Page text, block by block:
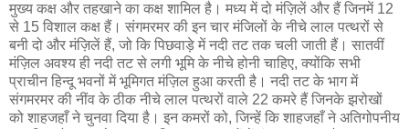
मुख्य कक्ष और तहखाने का कक्ष शामिल है। मध्य में दो मंज़िलें और हैं जिनमें 12
से 15 विशाल कक्ष हैं। संगमरमर की इन चार मंजिलों के नीचे लाल पत्थरों से
बनी दो और मंज़िलें हैं, जो कि पिछवाड़े में नदी तट तक चली जाती हैं। सातवीं
मंज़िल अवश्य ही नदी तट से लगी भूमि के नीचे होनी चाहिए, क्योंकि सभी
प्राचीन हिन्दू भवनों में भूमिगत मंज़िल हुआ करती है। नदी तट के भाग में
संगमरमर की नींव के ठीक नीचे लाल पत्थरों वाले 22 कमरे हैं जिनके झरोखों
को शाहजहाँ ने चुनवा दिया है। इन कमरों को, जिन्हें कि शाहजहाँ ने अतिगोपनीय